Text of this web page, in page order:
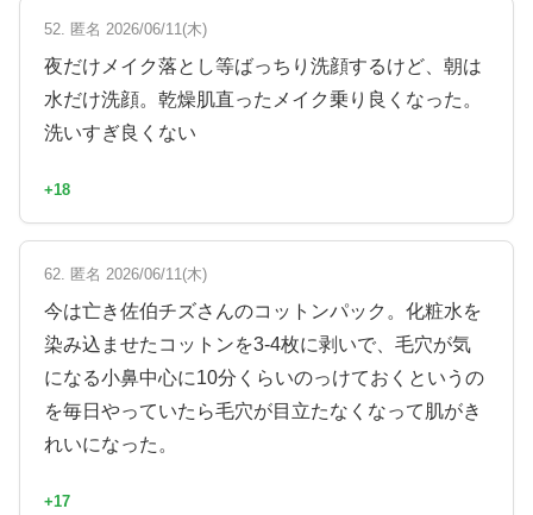
52. 匿名 2026/06/11(木)
夜だけメイク落とし等ばっちり洗顔するけど、朝は
水だけ洗顔。乾燥肌直ったメイク乗り良くなった。
洗いすぎ良くない
+18
62. 匿名 2026/06/11(木)
今は亡き佐伯チズさんのコットンパック。化粧水を
染み込ませたコットンを3-4枚に剥いで、毛穴が気
になる小鼻中心に10分くらいのっけておくというの
を毎日やっていたら毛穴が目立たなくなって肌がき
れいになった。
+17